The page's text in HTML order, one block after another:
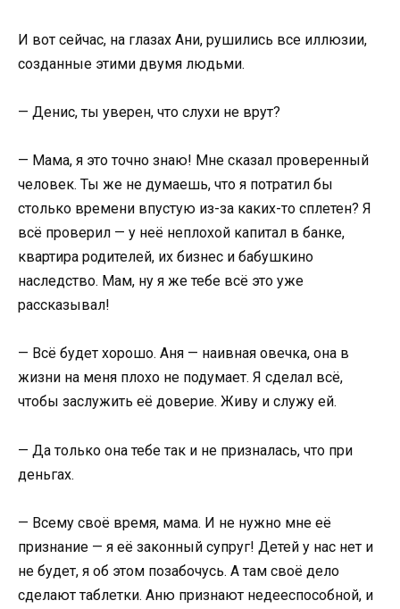
И вот сейчас, на глазах Ани, рушились все иллюзии,
созданные этими двумя людьми.
— Денис, ты уверен, что слухи не врут?
— Мама, я это точно знаю! Мне сказал проверенный
человек. Ты же не думаешь, что я потратил бы
столько времени впустую из-за каких-то сплетен? Я
всё проверил — у неё неплохой капитал в банке,
квартира родителей, их бизнес и бабушкино
наследство. Мам, ну я же тебе всё это уже
рассказывал!
— Всё будет хорошо. Аня — наивная овечка, она в
жизни на меня плохо не подумает. Я сделал всё,
чтобы заслужить её доверие. Живу и служу ей.
— Да только она тебе так и не призналась, что при
деньгах.
— Всему своё время, мама. И не нужно мне её
признание — я её законный супруг! Детей у нас нет и
не будет, я об этом позабочусь. А там своё дело
сделают таблетки. Аню признают недееспособной, и